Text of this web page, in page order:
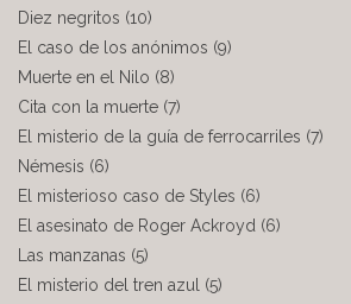
Diez negritos (10)
El caso de los anónimos (9)
Muerte en el Nilo (8)
Cita con la muerte (7)
El misterio de la guía de ferrocarriles (7)
Némesis (6)
El misterioso caso de Styles (6)
El asesinato de Roger Ackroyd (6)
Las manzanas (5)
El misterio del tren azul (5)